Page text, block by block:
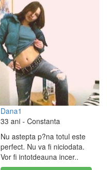
Dana1
33 ani - Constanta
Nu astepta p?na totul este
perfect. Nu va fi niciodata.
Vor fi intotdeauna incer..